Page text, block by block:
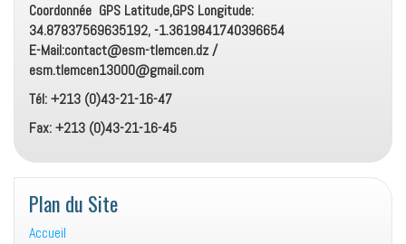
Coordonnée GPS Latitude,GPS Longitude:
34.87837569635192, -1.3619841740396654
E-Mail:contact@esm-tlemcen.dz /
esm.tlemcen13000@gmail.com
Tél: +213 (0)43-21-16-47
Fax: +213 (0)43-21-16-45
Plan du Site
Accueil